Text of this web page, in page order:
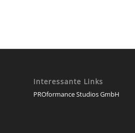
Interessante Links
PROformance Studios GmbH